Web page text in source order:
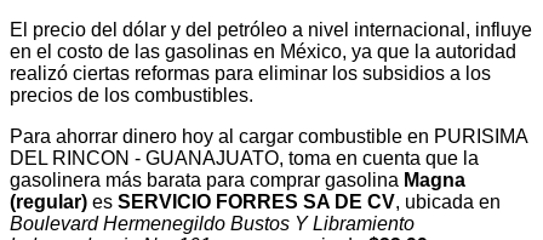
El precio del dólar y del petróleo a nivel internacional, influye
en el costo de las gasolinas en México, ya que la autoridad
realizó ciertas reformas para eliminar los subsidios a los
precios de los combustibles.
Para ahorrar dinero hoy al cargar combustible en PURISIMA
DEL RINCON - GUANAJUATO, toma en cuenta que la
gasolinera más barata para comprar gasolina Magna
(regular) es SERVICIO FORRES SA DE CV, ubicada en
Boulevard Hermenegildo Bustos Y Libramiento